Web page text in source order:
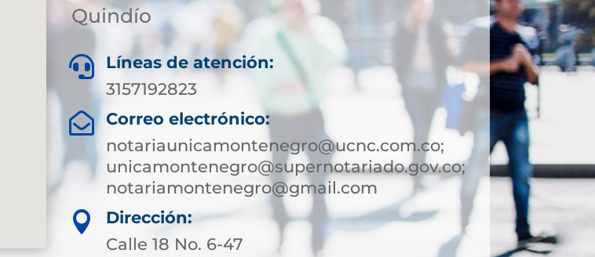
Quindío

Líneas de atención:
3157192823

Correo electrónico:
notariaunicamontenegro@ucnc.com.co;
unicamontenegro@supernotariado.gov.co;
notariamontenegro@gmail.com

Dirección:
Calle 18 No. 6-47